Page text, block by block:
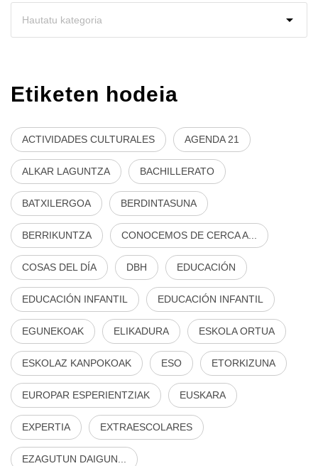
Etiketen hodeia
ACTIVIDADES CULTURALES AGENDA 21
ALKAR LAGUNTZA BACHILLERATO
BATXILERGOA BERDINTASUNA
BERRIKUNTZA CONOCEMOS DE CERCA A...
COSAS DEL DÍA DBH EDUCACIÓN
EDUCACIÓN INFANTIL EDUCACIÓN INFANTIL
EGUNEKOAK ELIKADURA ESKOLA ORTUA
ESKOLAZ KANPOKOAK ESO ETORKIZUNA
EUROPAR ESPERIENTZIAK EUSKARA
EXPERTIA EXTRAESCOLARES
EZAGUTUN DAIGUN...